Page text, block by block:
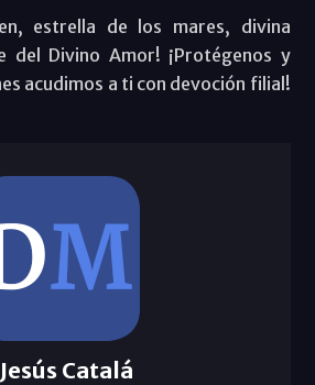
estrella de los mares, divina
del Divino Amor! ¡Protégenos y
acudimos a ti con devoción filial!
Catalá